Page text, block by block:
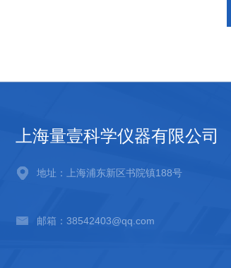
上海量壹科学仪器有限公司
地址：上海浦东新区书院镇188号
邮箱：38542403@qq.com